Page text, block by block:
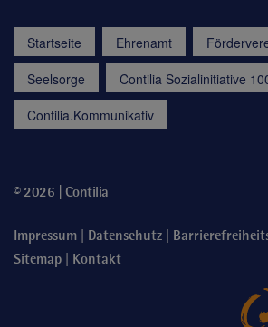
Startseite Ehrenamt
Seelsorge
Contilia Sozialinitiative
Contilia.Kommunikativ
© 2026 | Contilia
Impressum | Datenschutz |
Sitemap | Kontakt